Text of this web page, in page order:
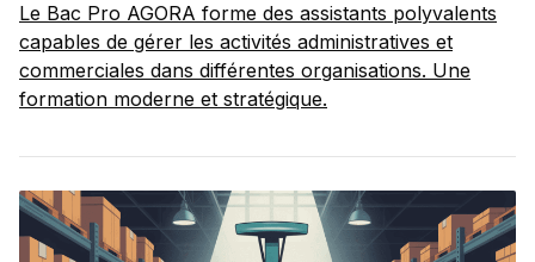
Le Bac Pro AGORA forme des assistants polyvalents
capables de gérer les activités administratives et
commerciales dans différentes organisations. Une
formation moderne et stratégique.